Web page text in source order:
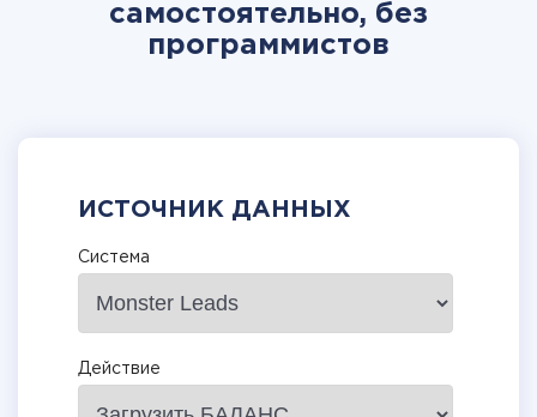
самостоятельно, без
программистов
ИСТОЧНИК ДАННЫХ
Система
Действие